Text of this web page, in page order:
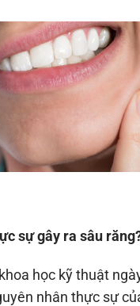
sự gây ra sâu
học kỹ thuật
nhân thực sự